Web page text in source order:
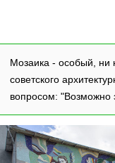
Мозаика - особый, ни
советского
вопросом: "Возможно